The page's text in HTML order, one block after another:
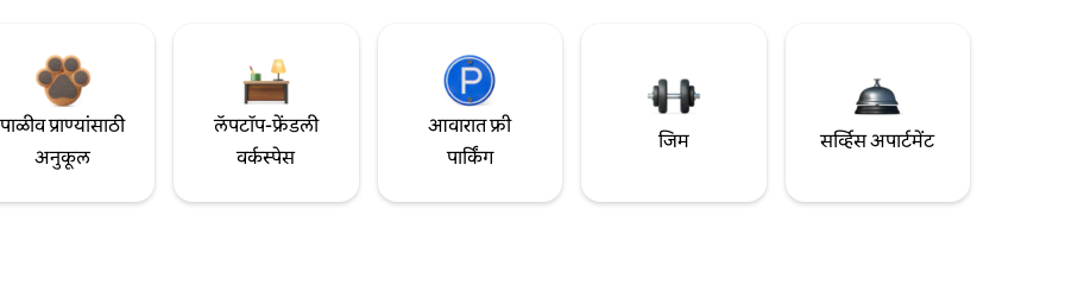
पाळीव प्राण्यांसाठी
अनुकूल
लॅपटॉप-फ्रेंडली
वर्कस्पेस
आवारात फ्री
पार्किंग
जिम सर्व्हिस अपार्टमेंट